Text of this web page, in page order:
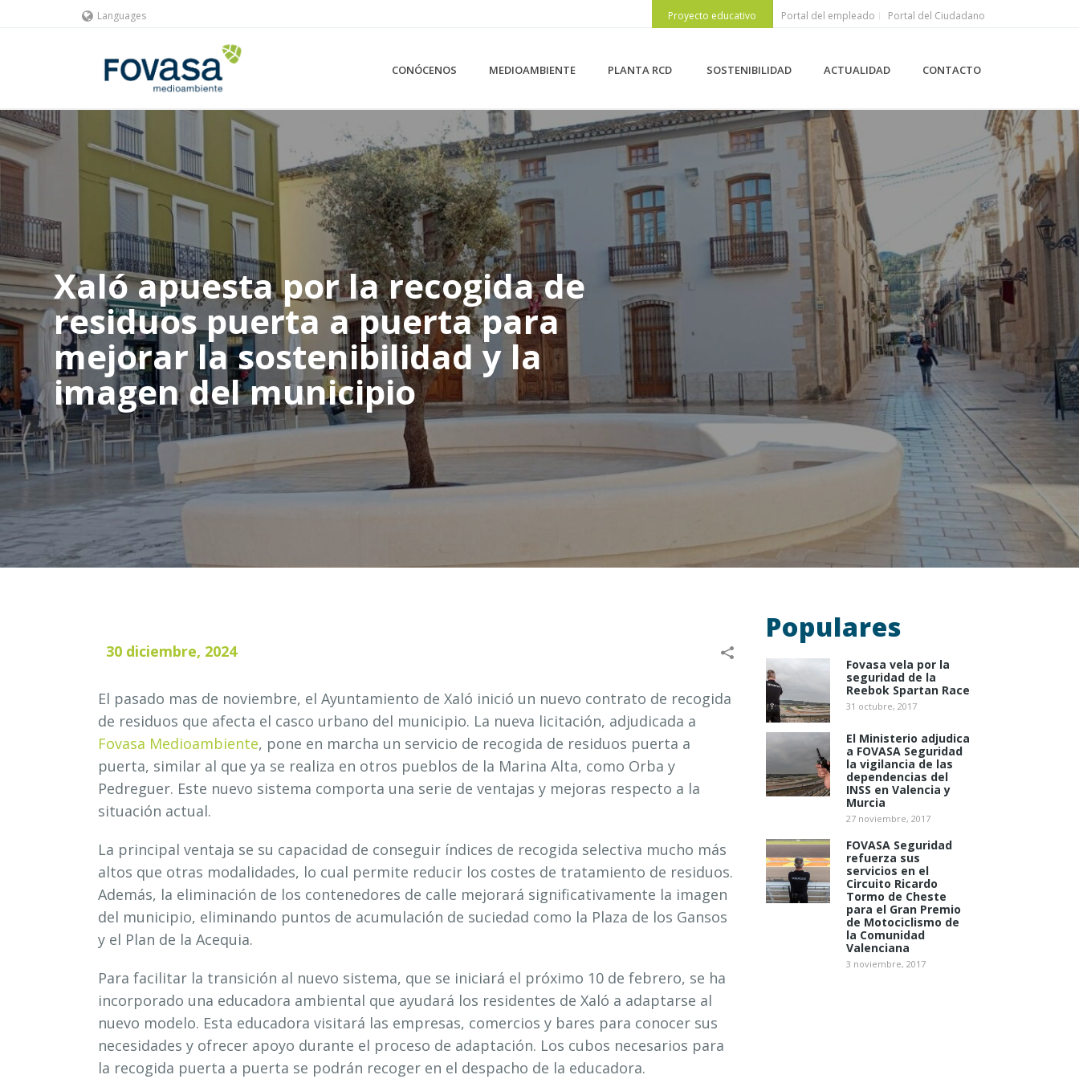
Languages Proyecto educativo Portal del empleado Portal del Ciudadano
CONÓCENOS MEDIOAMBIENTE PLANTA RCD SOSTENIBILIDAD ACTUALIDAD CONTACTO
Xaló apuesta por la recogida de
residuos puerta a puerta para
mejorar la sostenibilidad y la
imagen del municipio
30 diciembre, 2024
El pasado mas de noviembre, el Ayuntamiento de Xaló inició un nuevo contrato de recogida
de residuos que afecta el casco urbano del municipio. La nueva licitación, adjudicada a
Fovasa Medioambiente, pone en marcha un servicio de recogida de residuos puerta a
puerta, similar al que ya se realiza en otros pueblos de la Marina Alta, como Orba y
Pedreguer. Este nuevo sistema comporta una serie de ventajas y mejoras respecto a la
situación actual.
La principal ventaja se su capacidad de conseguir índices de recogida selectiva mucho más
altos que otras modalidades, lo cual permite reducir los costes de tratamiento de residuos.
Además, la eliminación de los contenedores de calle mejorará significativamente la imagen
del municipio, eliminando puntos de acumulación de suciedad como la Plaza de los Gansos
y el Plan de la Acequia.
Para facilitar la transición al nuevo sistema, que se iniciará el próximo 10 de febrero, se ha
incorporado una educadora ambiental que ayudará los residentes de Xaló a adaptarse al
nuevo modelo. Esta educadora visitará las empresas, comercios y bares para conocer sus
necesidades y ofrecer apoyo durante el proceso de adaptación. Los cubos necesarios para
la recogida puerta a puerta se podrán recoger en el despacho de la educadora.
Populares
Fovasa vela por la
seguridad de la
Reebok Spartan Race
31 octubre, 2017
El Ministerio adjudica
a FOVASA Seguridad
la vigilancia de las
dependencias del
INSS en Valencia y
Murcia
27 noviembre, 2017
FOVASA Seguridad
refuerza sus
servicios en el
Circuito Ricardo
Tormo de Cheste
para el Gran Premio
de Motociclismo de
la Comunidad
Valenciana
3 noviembre, 2017